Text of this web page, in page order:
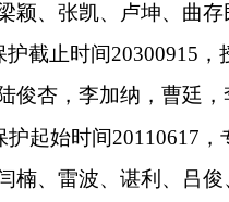
颖、张凯、卢坤、曲
护截止时间20300915
俊杏，李加纳，曹廷
护起始时间20110617
楠、雷波、谌利、吕